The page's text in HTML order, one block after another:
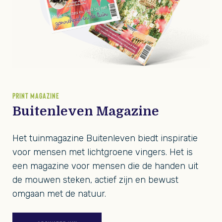
PRINT MAGAZINE
Buitenleven Magazine
Het tuinmagazine Buitenleven biedt inspiratie
voor mensen met lichtgroene vingers. Het is
een magazine voor mensen die de handen uit
de mouwen steken, actief zijn en bewust
omgaan met de natuur.